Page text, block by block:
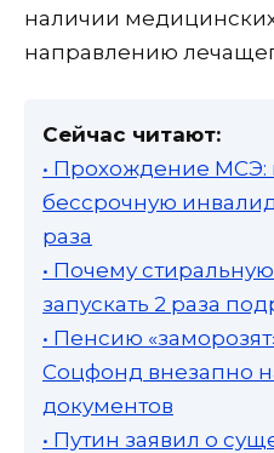
наличии
направлению
Сейчас читают:
• Прохождение МСЭ:
бессрочную
раза
• Почему
запускать 2 раза
• Пенсию
Соцфонд внезапно
документов
• Путин заявил о